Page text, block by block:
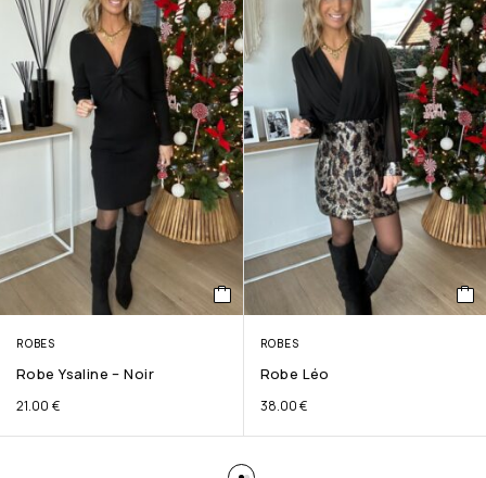
ROBES
Robe Ysaline – Noir
21.00 €
ROBES
Robe Léo
38.00€